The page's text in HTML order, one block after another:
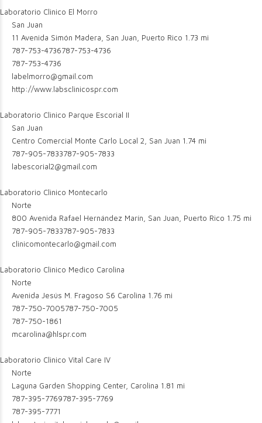
Laboratorio Clinico El Morro
San Juan
11 Avenida Simón Madera, San Juan, Puerto Rico 1.73 mi
787-753-4736787-753-4736
787-753-4736
labelmorro@gmail.com
http://www.labsclinicospr.com
Laboratorio Clinico Parque Escorial II
San Juan
Centro Comercial Monte Carlo Local 2, San Juan 1.74 mi
787-905-7833787-905-7833
labescorial2@gmail.com
Laboratorio Clinico Montecarlo
Norte
800 Avenida Rafael Hernández Marín, San Juan, Puerto Rico 1.75 mi
787-905-7833787-905-7833
clinicomontecarlo@gmail.com
Laboratorio Clinico Medico Carolina
Norte
Avenida Jesús M. Fragoso S6 Carolina 1.76 mi
787-750-7005787-750-7005
787-750-1861
mcarolina@hlspr.com
Laboratorio Clinico Vital Care IV
Norte
Laguna Garden Shopping Center, Carolina 1.81 mi
787-395-7769787-395-7769
787-395-7771